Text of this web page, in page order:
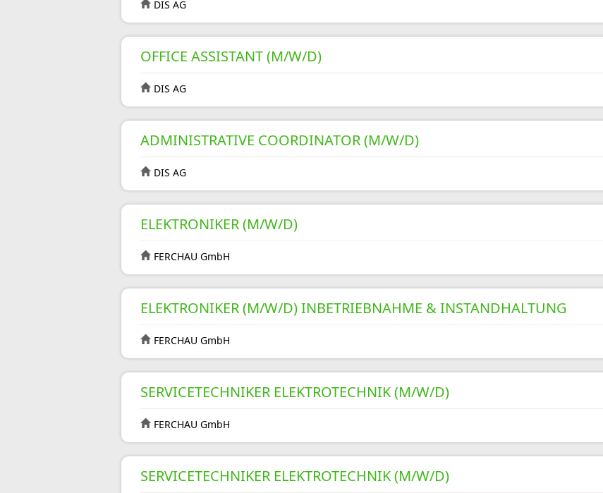
DIS AG
OFFICE ASSISTANT (M/W/D)
DIS AG
ADMINISTRATIVE COORDINATOR (M/W/D)
DIS AG
ELEKTRONIKER (M/W/D)
FERCHAU GmbH
ELEKTRONIKER (M/W/D) INBETRIEBNAHME & INSTANDHALTUNG
FERCHAU GmbH
SERVICETECHNIKER ELEKTROTECHNIK (M/W/D)
FERCHAU GmbH
SERVICETECHNIKER ELEKTROTECHNIK (M/W/D)